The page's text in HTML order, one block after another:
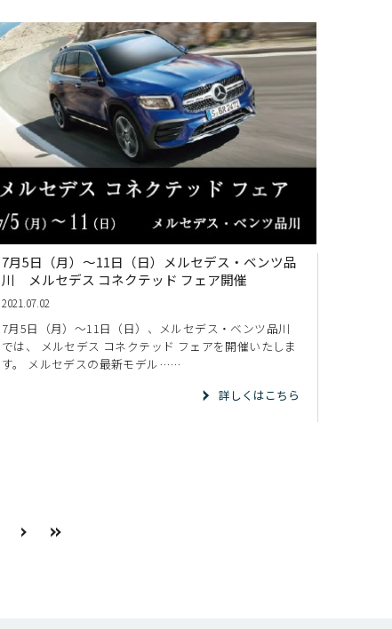
7月5日（月）～11日（日）メルセデス・ベンツ品
川 メルセデス コネクテッド フェア開催
2021.07.02
7月5日（月）～11日（日）、メルセデス・ベンツ品川
では、 メルセデス コネクテッド フェアを開催いたしま
す。 メルセデスの最新モデル……
詳しくはこちら